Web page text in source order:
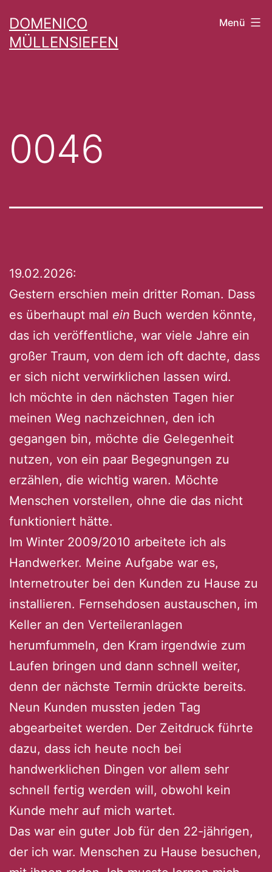
Inhalt
springen
DOMENICO
MÜLLENSIEFEN
Menü
0046
19.02.2026:
Gestern erschien mein dritter Roman. Dass
es überhaupt mal ein Buch werden könnte,
das ich veröffentliche, war viele Jahre ein
großer Traum, von dem ich oft dachte, dass
er sich nicht verwirklichen lassen wird.
Ich möchte in den nächsten Tagen hier
meinen Weg nachzeichnen, den ich
gegangen bin, möchte die Gelegenheit
nutzen, von ein paar Begegnungen zu
erzählen, die wichtig waren. Möchte
Menschen vorstellen, ohne die das nicht
funktioniert hätte.
Im Winter 2009/2010 arbeitete ich als
Handwerker. Meine Aufgabe war es,
Internetrouter bei den Kunden zu Hause zu
installieren. Fernsehdosen austauschen, im
Keller an den Verteileranlagen
herumfummeln, den Kram irgendwie zum
Laufen bringen und dann schnell weiter,
denn der nächste Termin drückte bereits.
Neun Kunden mussten jeden Tag
abgearbeitet werden. Der Zeitdruck führte
dazu, dass ich heute noch bei
handwerklichen Dingen vor allem sehr
schnell fertig werden will, obwohl kein
Kunde mehr auf mich wartet.
Das war ein guter Job für den 22-jährigen,
der ich war. Menschen zu Hause besuchen,